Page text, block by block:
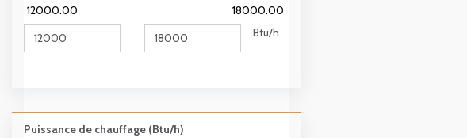
12000.00
18000.00
Btu/h
Puissance de chauffage (Btu/h)